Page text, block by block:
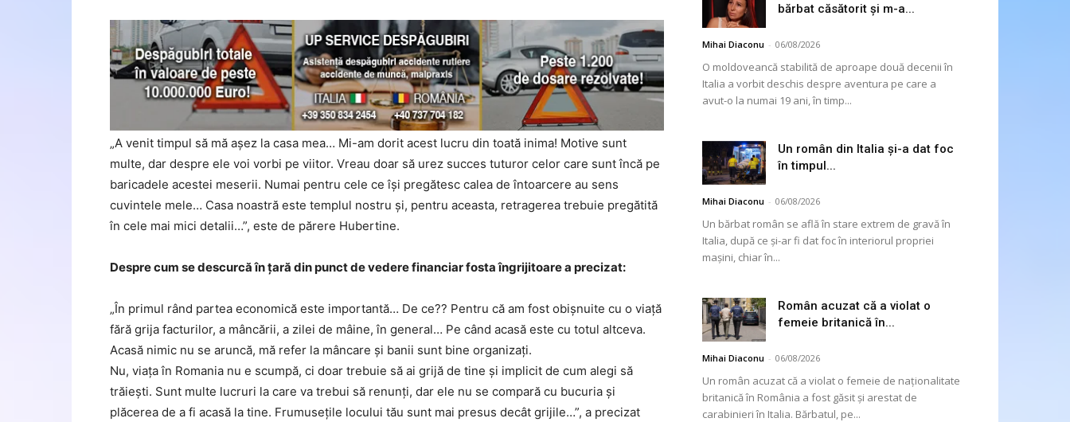
„A venit timpul să mă așez la casa mea… Mi-am dorit acest lucru din toată inima! Motive sunt
multe, dar despre ele voi vorbi pe viitor. Vreau doar să urez succes tuturor celor care sunt încă pe
baricadele acestei meserii. Numai pentru cele ce își pregătesc calea de întoarcere au sens
cuvintele mele… Casa noastră este templul nostru și, pentru aceasta, retragerea trebuie pregătită
în cele mai mici detalii…”, este de părere Hubertine.
Despre cum se descurcă în țară din punct de vedere financiar fosta îngrijitoare a precizat:
„În primul rând partea economică este importantă… De ce?? Pentru că am fost obișnuite cu o viață
fără grija facturilor, a mâncării, a zilei de mâine, în general… Pe când acasă este cu totul altceva.
Acasă nimic nu se aruncă, mă refer la mâncare și banii sunt bine organizați.
Nu, viața în Romania nu e scumpă, ci doar trebuie să ai grijă de tine și implicit de cum alegi să
trăiești. Sunt multe lucruri la care va trebui să renunți, dar ele nu se compară cu bucuria și
plăcerea de a fi acasă la tine. Frumusețile locului tău sunt mai presus decât grijile…”, a precizat
bărbat căsătorit și m-a...
Mihai Diaconu - 06/08/2026
O moldoveancă stabilită de aproape două decenii în
Italia a vorbit deschis despre aventura pe care a
avut-o la numai 19 ani, în timp...
Un român din Italia și-a dat foc
în timpul...
Mihai Diaconu - 06/08/2026
Un bărbat român se află în stare extrem de gravă în
Italia, după ce și-ar fi dat foc în interiorul propriei
mașini, chiar în...
Român acuzat că a violat o
femeie britanică în...
Mihai Diaconu - 06/08/2026
Un român acuzat că a violat o femeie de naționalitate
britanică în România a fost găsit și arestat de
carabinieri în Italia. Bărbatul, pe...